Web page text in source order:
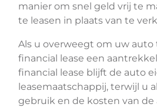
manier om snel geld vrij te
te leasen in plaats van te
Als u overweegt om uw auto
financial lease een
financial lease blijft de auto
leasemaatschappij, terwijl u
gebruik en de kosten van